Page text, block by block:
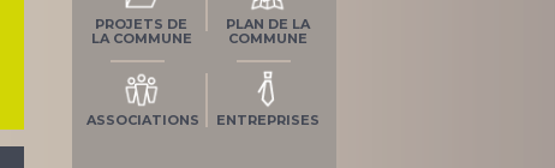
PROJETS DE
LA COMMUNE
PLAN DE LA
COMMUNE
ASSOCIATIONS ENTREPRISES